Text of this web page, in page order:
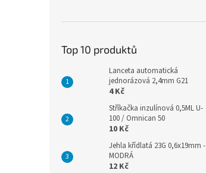
Top 10 produktů
Lanceta automatická
jednorázová 2,4mm G21
4 Kč
Stříkačka inzulínová 0,5ML U-
100 / Omnican 50
10 Kč
Jehla křídlatá 23G 0,6x19mm -
MODRÁ
12 Kč